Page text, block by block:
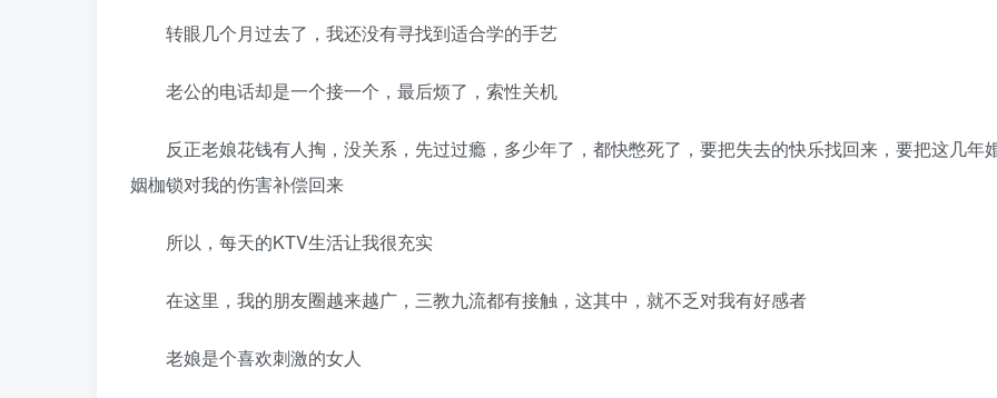
转眼几个月过去了，我还没有寻找到适合学的手艺
老公的电话却是一个接一个，最后烦了，索性关机
反正老娘花钱有人掏，没关系，先过过瘾，多少年了，都快憋死了，要把失去的快乐找回来，要把这几年
姻枷锁对我的伤害补偿回来
所以，每天的KTV生活让我很充实
在这里，我的朋友圈越来越广，三教九流都有接触，这其中，就不乏对我有好感者
老娘是个喜欢刺激的女人